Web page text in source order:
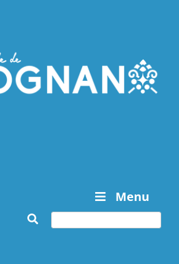
Menu